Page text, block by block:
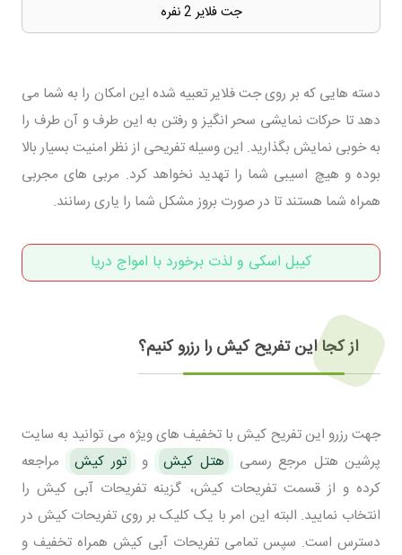
جت فلایر 2 نفره
دسته هایی که بر روی جت فلایر تعبیه شده این امکان را به شما می
دهد تا حرکات نمایشی سحر انگیز و رفتن به این طرف و آن طرف را
به خوبی نمایش بگذارید. این وسیله تفریحی از نظر امنیت بسیار بالا
بوده و هیچ اسیبی شما را تهدید نخواهد کرد. مربی های مجربی
همراه شما هستند تا در صورت بروز مشکل شما را یاری رسانند.
کیبل اسکی و لذت برخورد با امواج دریا
از کجا این تفریح کیش را رزرو کنیم؟
جهت رزرو این تفریح کیش با تخفیف های ویژه می توانید به سایت
پرشین هتل مرجع رسمی
هتل کیش و تور کیش
مراجعه
کرده و از قسمت تفریحات کیش، گزینه تفریحات آبی کیش را
انتخاب نمایید. البته این امر با یک کلیک بر روی تفریحات کیش در
دسترس است. سپس تمامی تفریحات آبی کیش همراه تخفیف و